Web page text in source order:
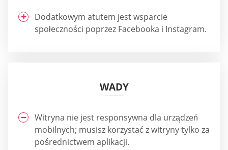
Dodatkowym atutem jest wsparcie
społeczności poprzez Facebooka i Instagram.
WADY
Witryna nie jest responsywna dla urządzeń
mobilnych; musisz korzystać z witryny tylko za
pośrednictwem aplikacji.